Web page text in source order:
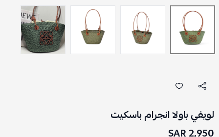
لويفي باولا انجرام باسكيت
2,950 SAR